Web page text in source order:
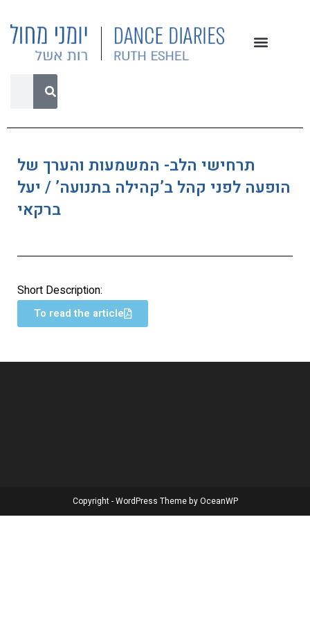
תרחישי הלב- המשמעות והערך של
הופעה לפני קהל ב’קהילה בתנועה’ / יעל
ברקאי
Short Description:
To read the article
Copyright - WordPress Theme by OceanWP